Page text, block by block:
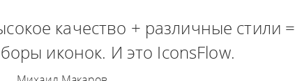
качество + различные стили =
иконок. И это IconsFlow.